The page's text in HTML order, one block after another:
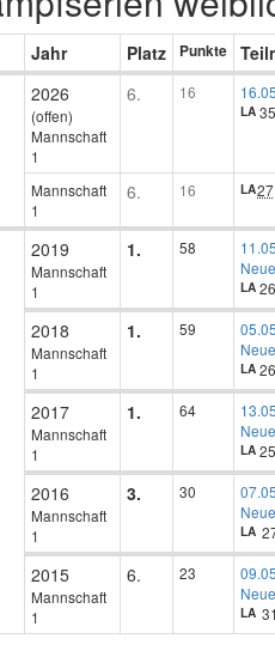
Jahr Platz Punkte
2026
(offen)
Mannschaft
1
6. 16
LA
Mannschaft
1
6. 16 LA
2019
Mannschaft
1
1. 58
LA
2018
Mannschaft
1
1. 59
LA
2017
Mannschaft
1
1. 64
LA
2016
Mannschaft
1
3. 30
LA
2015
Mannschaft
1
6. 23
LA